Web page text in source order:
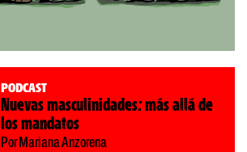
Podcast
Nuevas masculinidades: más allá de
los mandatos
Por Mariana Anzorena